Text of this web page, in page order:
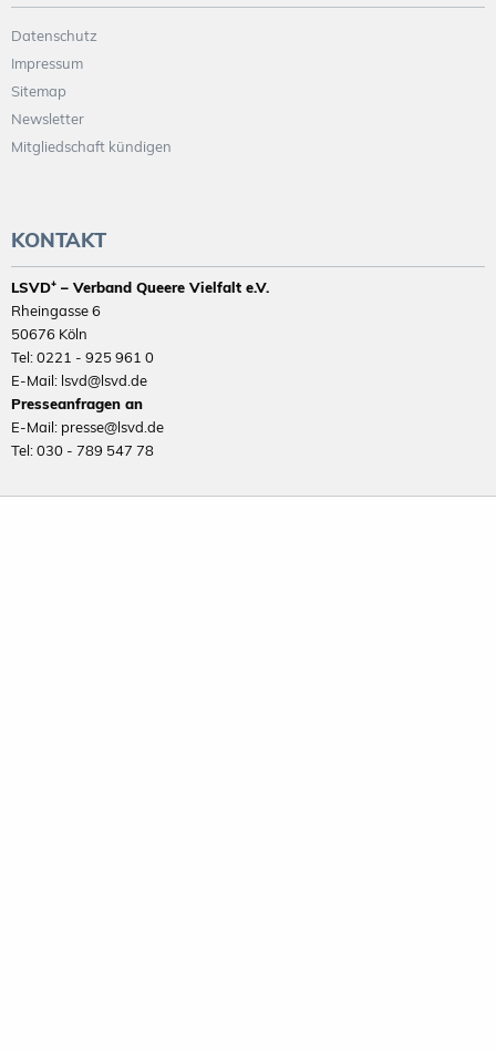
Datenschutz
Impressum
Sitemap
Newsletter
Mitgliedschaft kündigen
KONTAKT
LSVD⁺ – Verband Queere Vielfalt e.V.
Rheingasse 6
50676 Köln
Tel: 0221 - 925 961 0
E-Mail: lsvd@lsvd.de
Presseanfragen an
E-Mail: presse@lsvd.de
Tel: 030 - 789 547 78